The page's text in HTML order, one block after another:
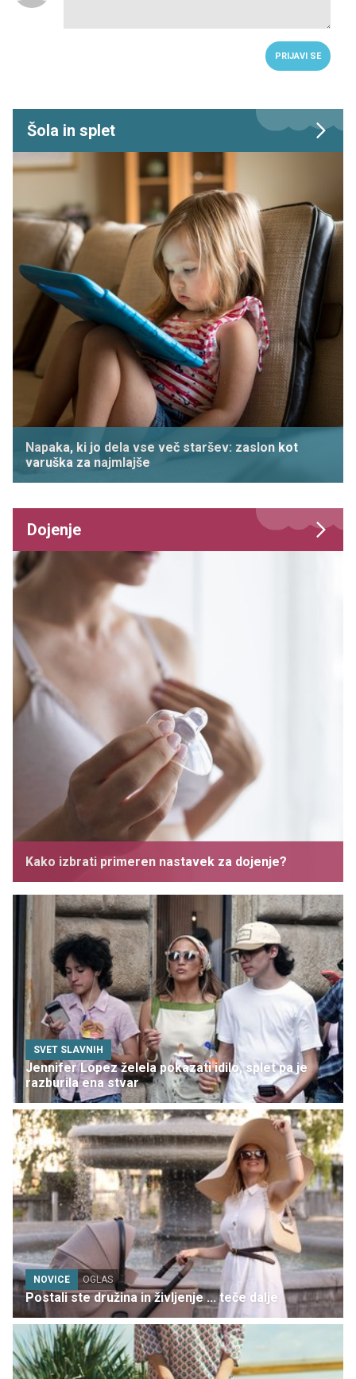
PRIJAVI SE
Šola in splet
Napaka, ki jo dela vse več staršev: zaslon kot
varuška za najmlajše
Dojenje
Kako izbrati primeren nastavek za dojenje?
SVET SLAVNIH
Jennifer Lopez želela pokazati idilo, splet pa je
razburila ena stvar
NOVICE OGLAS
Postali ste družina in življenje ... teče dalje